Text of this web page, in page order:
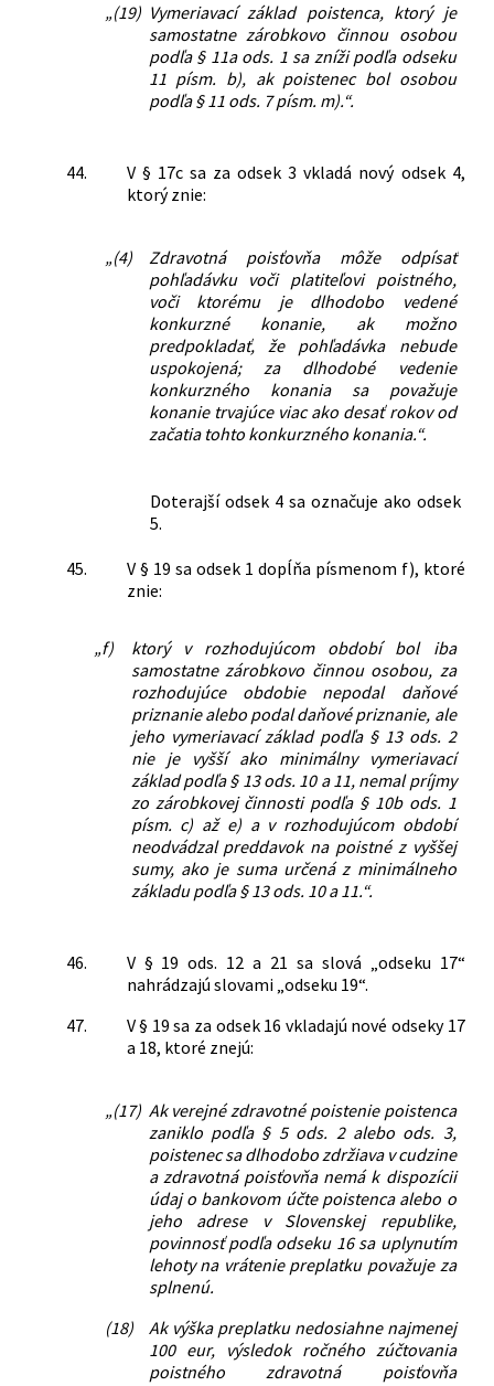
„(19) Vymeriavací základ poistenca, ktorý je
samostatne zárobkovo činnou osobou
podľa § 11a ods. 1 sa zníži podľa odseku
11 písm. b), ak poistenec bol osobou
podľa § 11 ods. 7 písm. m).“.
44.
V § 17c sa za odsek 3 vkladá nový odsek 4,
ktorý znie:
„(4)
Zdravotná poisťovňa môže odpísať
pohľadávku voči platiteľovi poistného,
voči ktorému je dlhodobo vedené
konkurzné konanie, ak možno
predpokladať, že pohľadávka nebude
uspokojená; za dlhodobé vedenie
konkurzného konania sa považuje
konanie trvajúce viac ako desať rokov od
začatia tohto konkurzného konania.“.
Doterajší odsek 4 sa označuje ako odsek
5.
45.
V § 19 sa odsek 1 dopĺňa písmenom f), ktoré
znie:
„f)
ktorý v rozhodujúcom období bol iba
samostatne zárobkovo činnou osobou, za
rozhodujúce obdobie nepodal daňové
priznanie alebo podal daňové priznanie, ale
jeho vymeriavací základ podľa § 13 ods. 2
nie je vyšší ako minimálny vymeriavací
základ podľa § 13 ods. 10 a 11, nemal príjmy
zo zárobkovej činnosti podľa § 10b ods. 1
písm. c) až e) a v rozhodujúcom období
neodvádzal preddavok na poistné z vyššej
sumy, ako je suma určená z minimálneho
základu podľa § 13 ods. 10 a 11.“.
46.
V § 19 ods. 12 a 21 sa slová „odseku 17“
nahrádzajú slovami „odseku 19“.
47.
V § 19 sa za odsek 16 vkladajú nové odseky 17
a 18, ktoré znejú:
„(17) Ak verejné zdravotné poistenie poistenca
zaniklo podľa § 5 ods. 2 alebo ods. 3,
poistenec sa dlhodobo zdržiava v cudzine
a zdravotná poisťovňa nemá k dispozícii
údaj o bankovom účte poistenca alebo o
jeho adrese v Slovenskej republike,
povinnosť podľa odseku 16 sa uplynutím
lehoty na vrátenie preplatku považuje za
splnenú.
(18)
Ak výška preplatku nedosiahne najmenej
100 eur, výsledok ročného zúčtovania
poistného zdravotná poisťovňa